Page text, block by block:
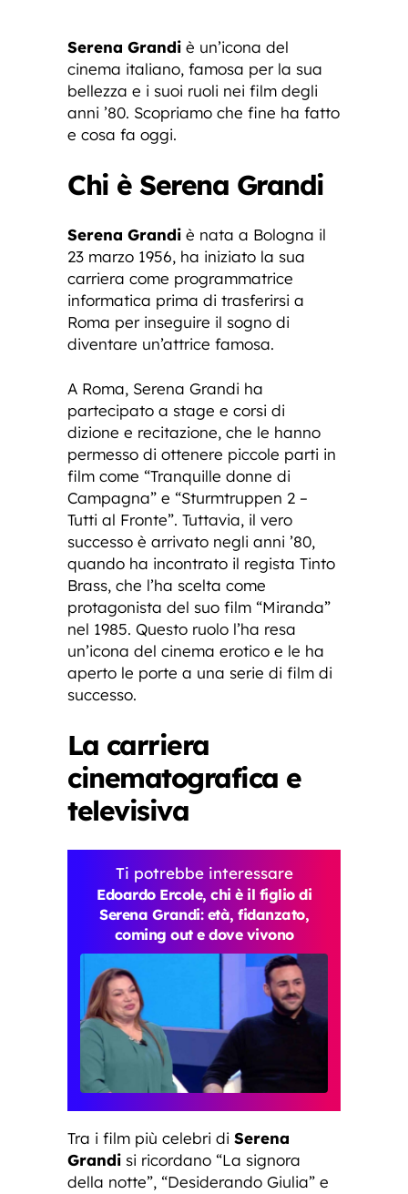
Serena Grandi è un’icona del
cinema italiano, famosa per la sua
bellezza e i suoi ruoli nei film degli
anni ’80. Scopriamo che fine ha fatto
e cosa fa oggi.
Chi è Serena Grandi
Serena Grandi è nata a Bologna il
23 marzo 1956, ha iniziato la sua
carriera come programmatrice
informatica prima di trasferirsi a
Roma per inseguire il sogno di
diventare un’attrice famosa.
A Roma, Serena Grandi ha
partecipato a stage e corsi di
dizione e recitazione, che le hanno
permesso di ottenere piccole parti in
film come “Tranquille donne di
Campagna” e “Sturmtruppen 2 –
Tutti al Fronte”. Tuttavia, il vero
successo è arrivato negli anni ’80,
quando ha incontrato il regista Tinto
Brass, che l’ha scelta come
protagonista del suo film “Miranda”
nel 1985. Questo ruolo l’ha resa
un’icona del cinema erotico e le ha
aperto le porte a una serie di film di
successo.
La carriera
cinematografica e
televisiva
Ti potrebbe interessare
Edoardo Ercole, chi è il figlio di
Serena Grandi: età, fidanzato,
coming out e dove vivono
Tra i film più celebri di Serena
Grandi si ricordano “La signora
della notte”, “Desiderando Giulia” e